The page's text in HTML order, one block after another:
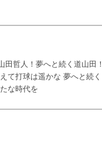
田哲人！夢へと続く道山田！
て打球は遥かな 夢へと続く
な時代を